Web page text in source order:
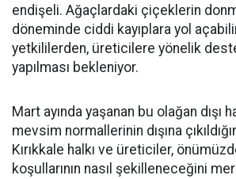
endişeli. Ağaçlardaki çiçeklerin
döneminde ciddi kayıplara yol
yetkililerden, üreticilere yönelik
yapılması bekleniyor.
Mart ayında yaşanan bu olağan dışı
mevsim normallerinin dışına
Kırıkkale halkı ve üreticiler,
koşullarının nasıl şekilleneceğini